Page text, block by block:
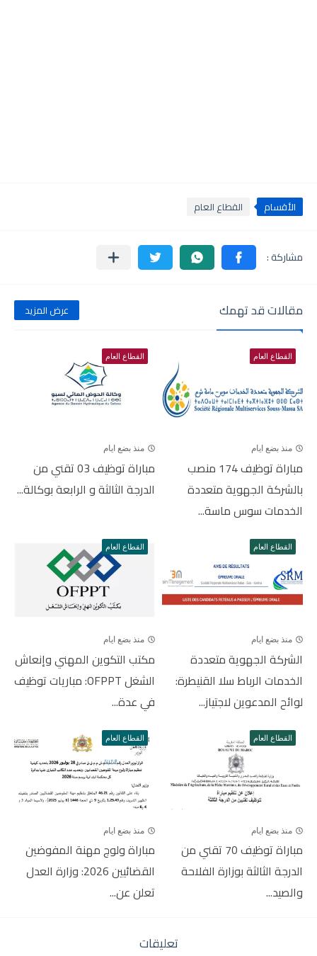
الأقسام القطاع العام
مقالات قد تهمك عرض المزيد
القطاع العام
منذ بضع ايام
مباراة توظيف 174 منصب
بالشركة الجهوية متعددة
الخدمات سوس ماسة...
القطاع العام
منذ بضع ايام
مباراة توظيف 03 تقني من
الدرجة الثالثة و الرابعة بوكالة...
القطاع العام
منذ بضع ايام
الشركة الجهوية متعددة
الخدمات الرباط سلا القنيطرة:
لوائح المدعوين لاجتياز...
القطاع العام
منذ بضع ايام
مكتب التكوين المهني وإنعاش
الشغل OFPPT: مباريات توظيف
في عدة...
القطاع العام
منذ بضع ايام
مباراة توظيف 70 تقني من
الدرجة الثالثة بوزارة الفلاحة
والصيد...
القطاع العام
منذ بضع ايام
مباراة ولوج مهنة المفوضين
القضائيين 2026: وزارة العدل
تعلن عن...
تعليقات